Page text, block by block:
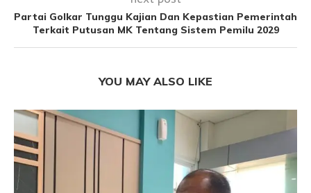
Partai Golkar Tunggu Kajian Dan Kepastian Pemerintah
Terkait Putusan MK Tentang Sistem Pemilu 2029
YOU MAY ALSO LIKE